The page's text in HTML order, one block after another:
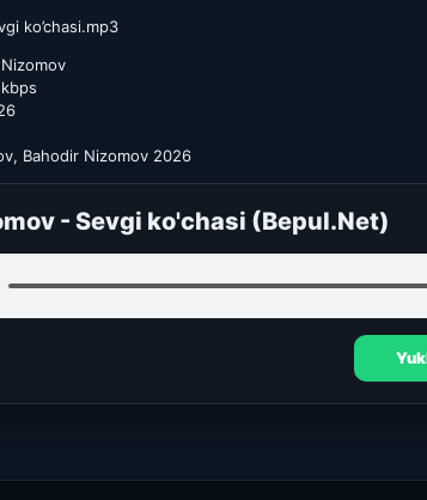
ko’chasi.mp3
Bahodir Nizomov 2026
- Sevgi ko'chasi (Bepul.Net)